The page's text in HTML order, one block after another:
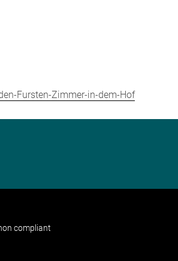
Fursten-Zimmer-in-dem-Hof
compliant